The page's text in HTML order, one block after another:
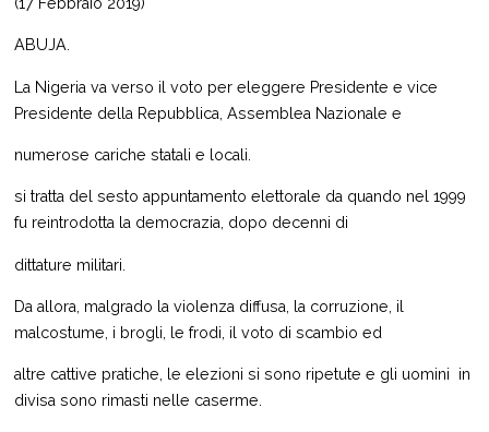
ABUJA.
La Nigeria va verso il voto per eleggere Presidente e vice
Presidente della Repubblica, Assemblea Nazionale e
numerose cariche statali e locali.
si tratta del sesto appuntamento elettorale da quando nel 1999
fu reintrodotta la democrazia, dopo decenni di
dittature militari.
Da allora, malgrado la violenza diffusa, la corruzione, il
malcostume, i brogli, le frodi, il voto di scambio ed
altre cattive pratiche, le elezioni si sono ripetute e gli uomini in
divisa sono rimasti nelle caserme.